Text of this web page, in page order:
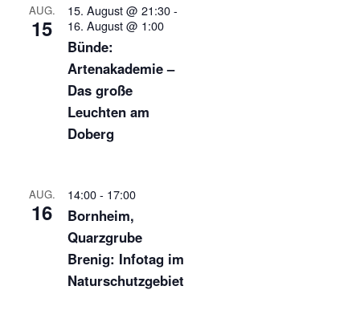
AUG.
15
15. August @ 21:30-
16. August @ 1:00
Bünde:
Artenakademie –
Das große
Leuchten am
Doberg
AUG.
16
14:00- 17:00
Bornheim,
Quarzgrube
Brenig: Infotag im
Naturschutzgebiet